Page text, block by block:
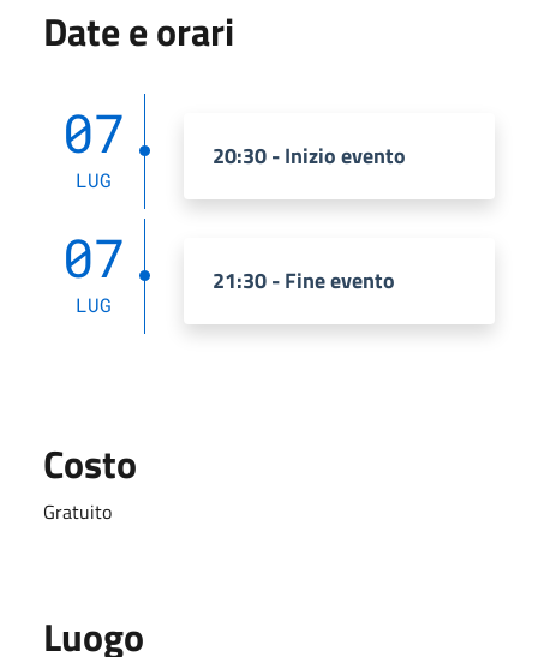
Date e orari
07
LUG
20:30 - Inizio evento
07
LUG
21:30 - Fine evento
Costo
Gratuito
Luogo